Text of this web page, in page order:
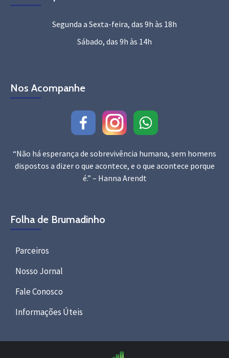
Segunda a Sexta-feira, das 9h às 18h
Sábado, das 9h às 14h
Nos Acompanhe
“Não há esperança de sobrevivência humana, sem homens
dispostos a dizer o que acontece, e o que acontece porque
é.” – Hanna Arendt
Folha de Brumadinho
Parceiros
Nosso Jornal
Fale Conosco
Informações Úteis